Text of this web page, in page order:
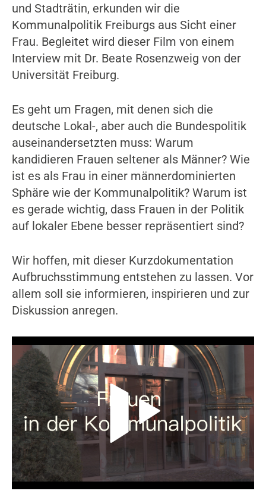
und Stadträtin, erkunden wir die
Kommunalpolitik Freiburgs aus Sicht einer
Frau. Begleitet wird dieser Film von einem
Interview mit Dr. Beate Rosenzweig von der
Universität Freiburg.
Es geht um Fragen, mit denen sich die
deutsche Lokal-, aber auch die Bundespolitik
auseinandersetzten muss: Warum
kandidieren Frauen seltener als Männer? Wie
ist es als Frau in einer männerdominierten
Sphäre wie der Kommunalpolitik? Warum ist
es gerade wichtig, dass Frauen in der Politik
auf lokaler Ebene besser repräsentiert sind?
Wir hoffen, mit dieser Kurzdokumentation
Aufbruchsstimmung entstehen zu lassen. Vor
allem soll sie informieren, inspirieren und zur
Diskussion anregen.
Video-Player überspringen